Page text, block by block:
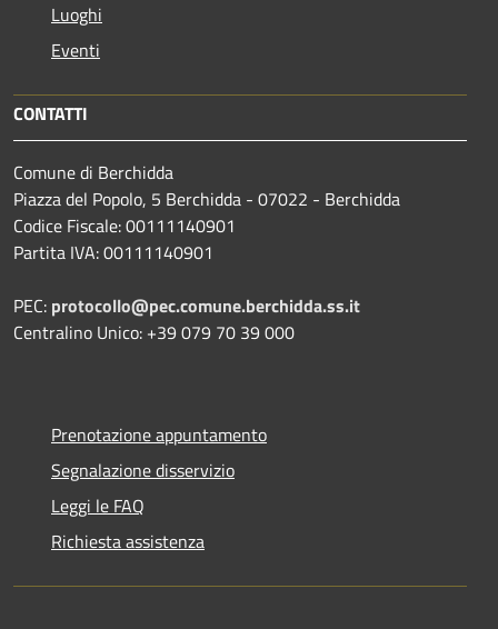
Luoghi
Eventi
CONTATTI
Comune di Berchidda
Piazza del Popolo, 5 Berchidda - 07022 - Berchidda
Codice Fiscale: 00111140901
Partita IVA: 00111140901
PEC: protocollo@pec.comune.berchidda.ss.it
Centralino Unico: +39 079 70 39 000
Prenotazione appuntamento
Segnalazione disservizio
Leggi le FAQ
Richiesta assistenza